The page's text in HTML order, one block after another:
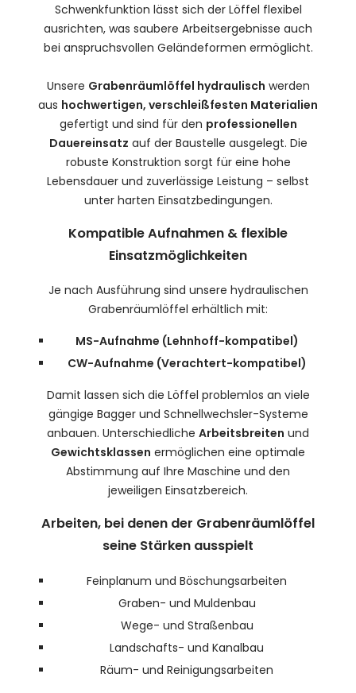
Schwenkfunktion lässt sich der Löffel flexibel
ausrichten, was saubere Arbeitsergebnisse auch
bei anspruchsvollen Geländeformen ermöglicht.
Unsere Grabenräumlöffel hydraulisch werden
aus hochwertigen, verschleißfesten Materialien
gefertigt und sind für den professionellen
Dauereinsatz auf der Baustelle ausgelegt. Die
robuste Konstruktion sorgt für eine hohe
Lebensdauer und zuverlässige Leistung – selbst
unter harten Einsatzbedingungen.
Kompatible Aufnahmen & flexible
Einsatzmöglichkeiten
Je nach Ausführung sind unsere hydraulischen
Grabenräumlöffel erhältlich mit:
MS-Aufnahme (Lehnhoff-kompatibel)
CW-Aufnahme (Verachtert-kompatibel)
Damit lassen sich die Löffel problemlos an viele
gängige Bagger und Schnellwechsler-Systeme
anbauen. Unterschiedliche Arbeitsbreiten und
Gewichtsklassen ermöglichen eine optimale
Abstimmung auf Ihre Maschine und den
jeweiligen Einsatzbereich.
Arbeiten, bei denen der Grabenräumlöffel
seine Stärken ausspielt
Feinplanum und Böschungsarbeiten
Graben- und Muldenbau
Wege- und Straßenbau
Landschafts- und Kanalbau
Räum- und Reinigungsarbeiten